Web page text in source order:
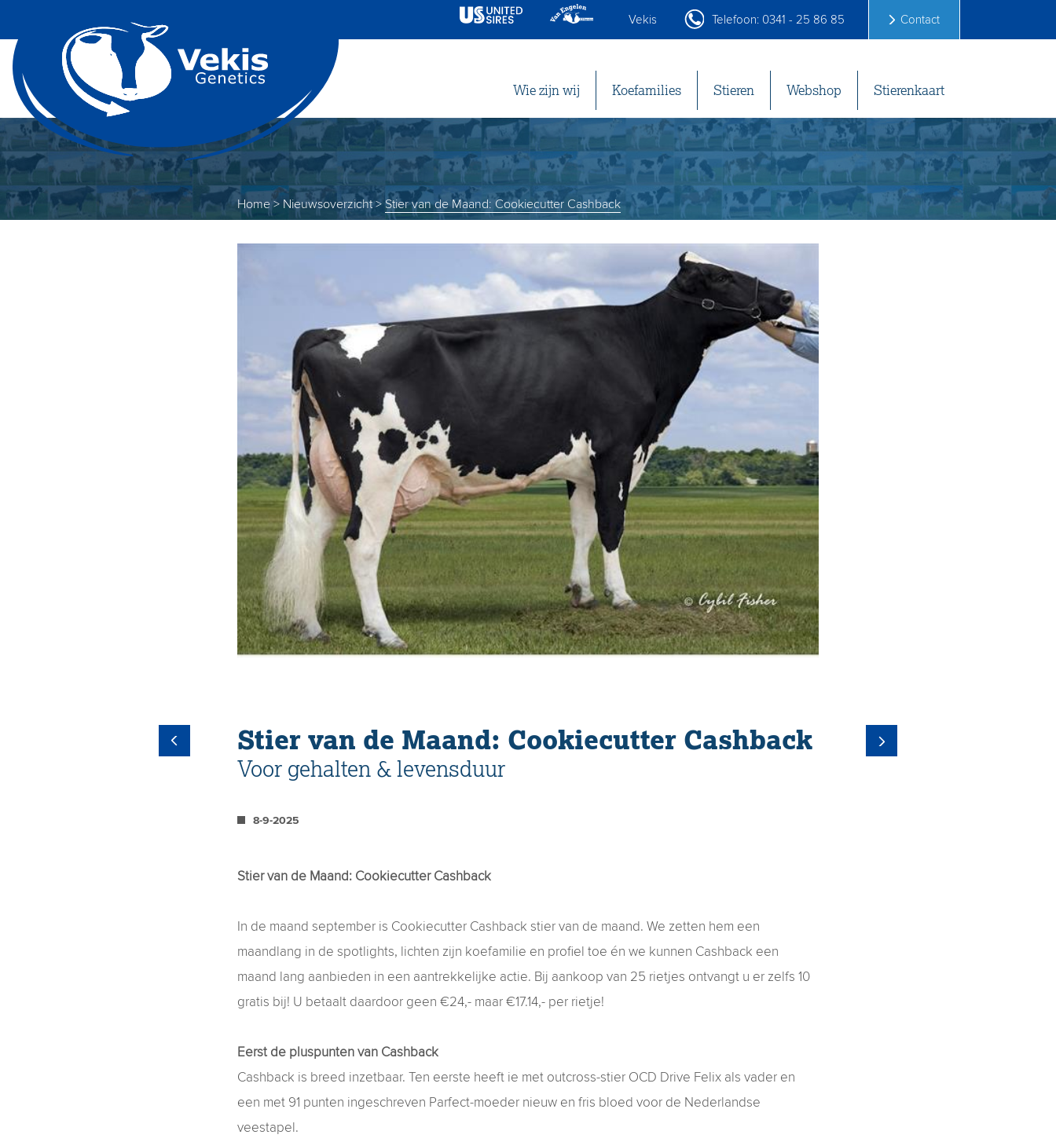
Vekis Telefoon: 0341 - 25 86 85 Contact
Wie zijn wij Koefamilies Stieren Webshop Stierenkaart
Home> Nieuwsoverzicht> Stier van de Maand: Cookiecutter Cashback
Stier van de Maand: Cookiecutter Cashback
Voor gehalten & levensduur
8-9-2025
Stier van de Maand: Cookiecutter Cashback
In de maand september is Cookiecutter Cashback stier van de maand. We zetten hem een
maandlang in de spotlights, lichten zijn koefamilie en profiel toe én we kunnen Cashback een
maand lang aanbieden in een aantrekkelijke actie. Bij aankoop van 25 rietjes ontvangt u er zelfs 10
gratis bij! U betaalt daardoor geen €24,- maar €17.14,- per rietje!
Eerst de pluspunten van Cashback
Cashback is breed inzetbaar. Ten eerste heeft ie met outcross-stier OCD Drive Felix als vader en
een met 91 punten ingeschreven Parfect-moeder nieuw en fris bloed voor de Nederlandse
veestapel.